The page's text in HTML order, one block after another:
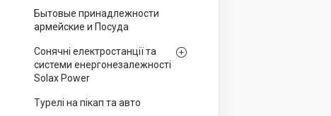
Бытовые принадлежности
армейские и Посуда
Сонячні електростанції та
системи енергонезалежності
Solax Power
Турелі на пікап та авто